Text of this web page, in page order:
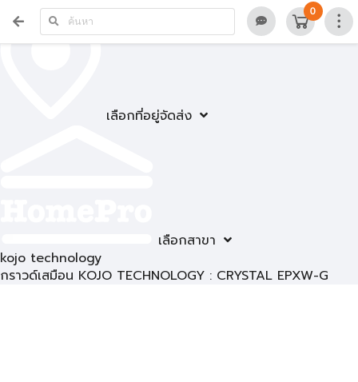
เลือกที่อยู่จัดส่ง
เลือกสาขา
0
kojo technology
กราวด์เสมือน KOJO TECHNOLOGY : CRYSTAL EPXW-G